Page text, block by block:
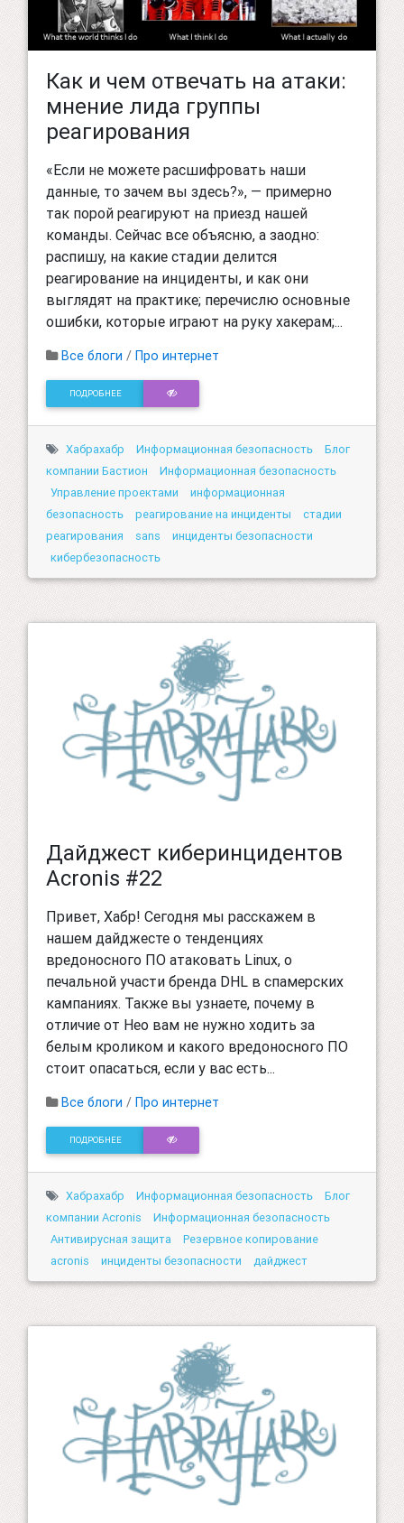
Как и чем отвечать на атаки:
мнение лида группы
реагирования
«Если не можете расшифровать наши
данные, то зачем вы здесь?», — примерно
так порой реагируют на приезд нашей
команды. Сейчас все объясню, а заодно:
распишу, на какие стадии делится
реагирование на инциденты, и как они
выглядят на практике; перечислю основные
ошибки, которые играют на руку хакерам;...
Все блоги / Про интернет
ПОДРОБНЕЕ
Хабрахабр Информационная безопасность
Блог
компании Бастион
Информационная безопасность
Управление проектами
информационная
безопасность
реагирование на инциденты
стадии
реагирования
sans
инциденты безопасности
кибербезопасность
Дайджест киберинцидентов
Acronis #22
Привет, Хабр! Сегодня мы расскажем в
нашем дайджесте о тенденциях
вредоносного ПО атаковать Linux, о
печальной участи бренда DHL в спамерских
кампаниях. Также вы узнаете, почему в
отличие от Нео вам не нужно ходить за
белым кроликом и какого вредоносного ПО
стоит опасаться, если у вас есть...
Все блоги / Про интернет
ПОДРОБНЕЕ
Хабрахабр Информационная безопасность
Блог
компании Acronis
Информационная безопасность
Антивирусная защита
Резервное копирование
acronis
инциденты безопасности дайджест